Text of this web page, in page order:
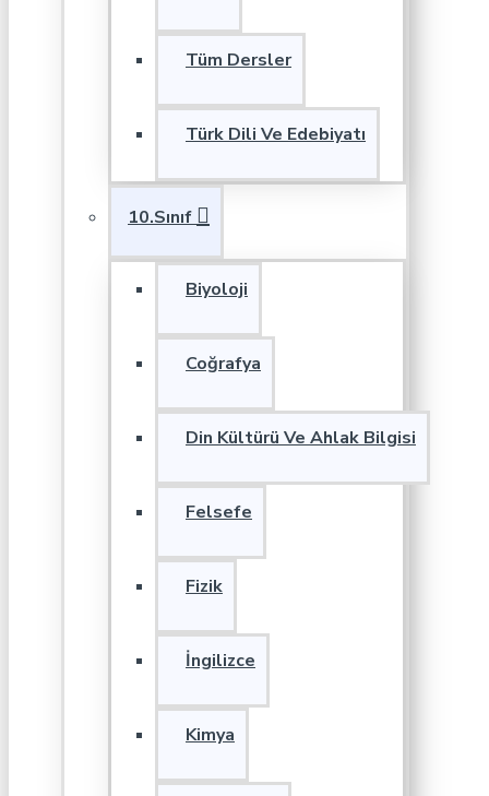
Tüm Dersler
Türk Dili Ve Edebiyatı
10.Sınıf
Biyoloji
Coğrafya
Din Kültürü Ve Ahlak Bilgisi
Felsefe
Fizik
İngilizce
Kimya